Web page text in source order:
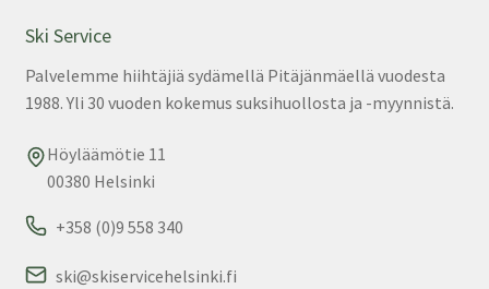
Ski Service
Palvelemme hiihtäjiä sydämellä Pitäjänmäellä vuodesta
1988. Yli 30 vuoden kokemus suksihuollosta ja -myynnistä.
Höyläämötie 11
00380 Helsinki
+358 (0)9 558 340
ski@skiservicehelsinki.fi